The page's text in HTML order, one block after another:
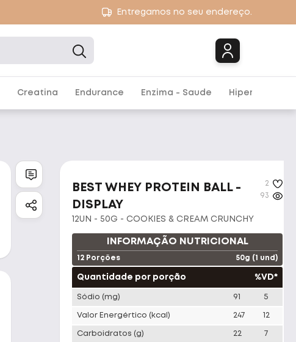
Entregamos no seu endereço.
Creatina Endurance Enzima - Saude Hipercalórico
BEST WHEY PROTEIN BALL -
DISPLAY
12UN - 50G - COOKIES & CREAM CRUNCHY
2
93
INFORMAÇÃO NUTRICIONAL
12 Porções 50g (1 und)
Quantidade por porção %VD*
Sódio (mg) 91 5
Valor Energértico (kcal) 247 12
Carboidratos (g) 22 7